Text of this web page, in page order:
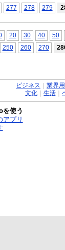
277 278 279
20 30 40 50
250 260 270
ビジネス 業界
文化｜ 生活｜
使う
アプリ